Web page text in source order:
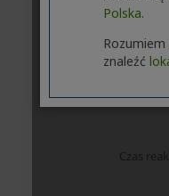
Polska.
znaleźć